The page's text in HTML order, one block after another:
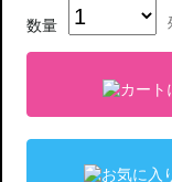
数量